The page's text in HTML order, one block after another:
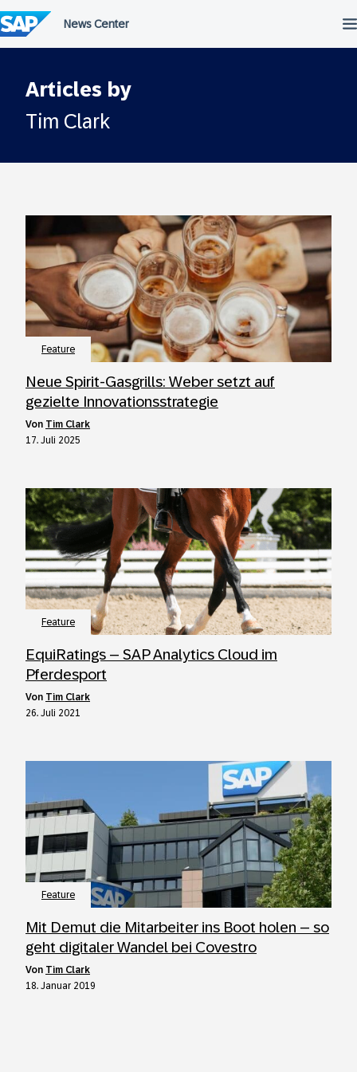
Articles by
Tim Clark
Feature
Neue Spirit-Gasgrills: Weber setzt auf
gezielte Innovationsstrategie
von Tim Clark
17. Juli 2025
Feature
EquiRatings – SAP Analytics Cloud im
Pferdesport
von Tim Clark
26. Juli 2021
Feature
Mit Demut die Mitarbeiter ins Boot holen – so
geht digitaler Wandel bei Covestro
von Tim Clark
18. Januar 2019